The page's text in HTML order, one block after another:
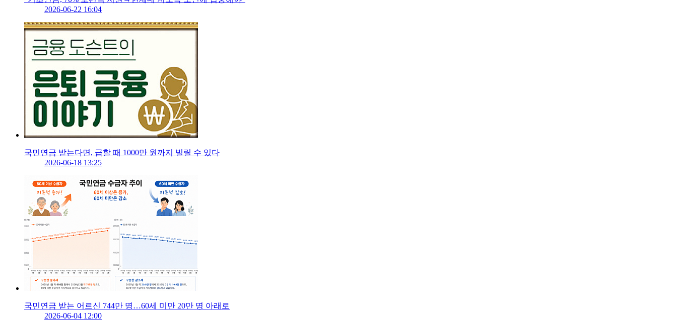
2026-06-22 16:04
국민연금 받는다면, 급할 때 1000만 원까지 빌릴 수 있다
2026-06-18 13:25
국민연금 받는 어르신 744만 명…60세 미만 20만 명 아래로
2026-06-04 12:00